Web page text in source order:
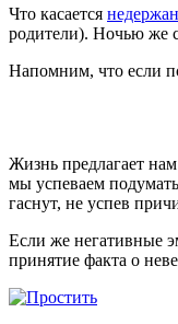
Что касается
родители). Ночью же
Напомним, что если
Жизнь предлагает
мы успеваем
гаснут, не успев
Если же негативные
принятие факта о